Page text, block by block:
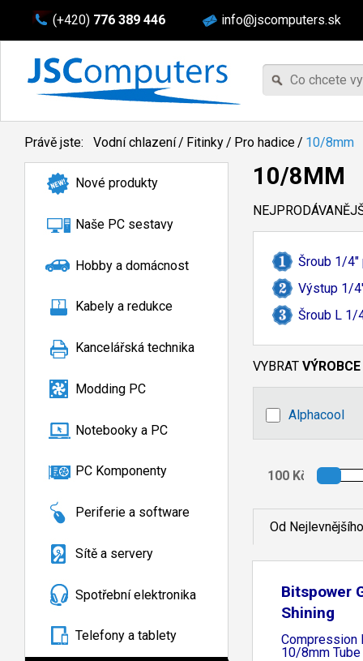
(+420) 776 389 446 info@jscomputers.sk
Právě jste: Vodní chlazení/ Fitinky/ Pro hadice/ 10/8mm
Nové produkty
Naše PC sestavy
Hobby a domácnost
Kabely a redukce
Kancelářská technika
Modding PC
Notebooky a PC
PC Komponenty
Periferie a software
Sítě a servery
Spotřební elektronika
Telefony a tablety
10/8MM
Šroub 1/4"
Výstup 1/
Šroub L 1/
VYBRAT VÝROBCE
Alphacool
Od Nejlevnějšího
Bitspower
Shining
Compression
10/8mm Tube